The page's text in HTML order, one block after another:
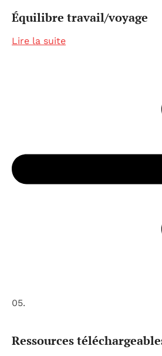
Équilibre travail/voyage
Lire la suite
05.
Ressources